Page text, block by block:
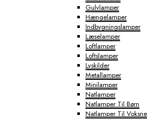
Gulvlamper
Hængelamper
Indbygningslamper
Læselamper
Loftlamper
Loftslamper
Lyskilder
Metallamper
Minilamper
Natlamper
Natlamper Til Børn
Natlamper Til Voksne